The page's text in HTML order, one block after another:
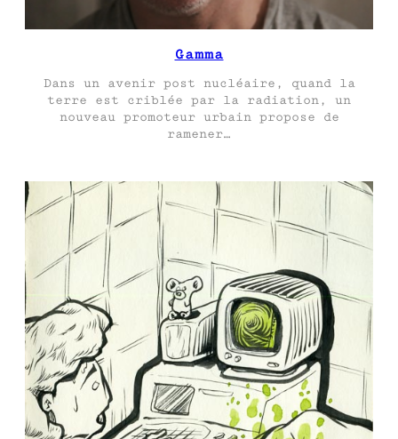
Gamma
Dans un avenir post nucléaire, quand la
terre est criblée par la radiation, un
nouveau promoteur urbain propose de
ramener…